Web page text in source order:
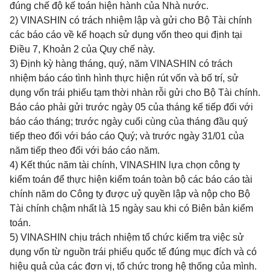
đúng chế độ kế toán hiện hành của Nhà nước.
2) VINASHIN có trách nhiệm lập và gửi cho Bộ Tài chính
các báo cáo về kế hoạch sử dụng vốn theo qui định tại
Điều 7, Khoản 2 của Quy chế này.
3) Định kỳ hàng tháng, quý, năm VINASHIN có trách
nhiệm báo cáo tình hình thực hiện rút vốn và bố trí, sử
dụng vốn trái phiếu tạm thời nhàn rỗi gửi cho Bộ Tài chính.
Báo cáo phải gửi trước ngày 05 của tháng kế tiếp đối với
báo cáo tháng; trước ngày cuối cùng của tháng đầu quý
tiếp theo đối với báo cáo Quý; và trước ngày 31/01 của
năm tiếp theo đối với báo cáo năm.
4) Kết thúc năm tài chính, VINASHIN lựa chọn công ty
kiểm toán để thực hiện kiểm toán toàn bộ các báo cáo tài
chính năm do Công ty được uỷ quyền lập và nộp cho Bộ
Tài chính chậm nhất là 15 ngày sau khi có Biên bản kiểm
toán.
5) VINASHIN chịu trách nhiệm tổ chức kiểm tra việc sử
dụng vốn từ nguồn trái phiếu quốc tế đúng mục đích và có
hiệu quả của các đơn vị, tổ chức trong hệ thống của mình.